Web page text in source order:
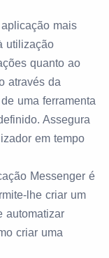
mais
utilização
quanto ao
através da
uma ferramenta
Assegura
em tempo
Messenger é
lhe criar um
automatizar
criar uma